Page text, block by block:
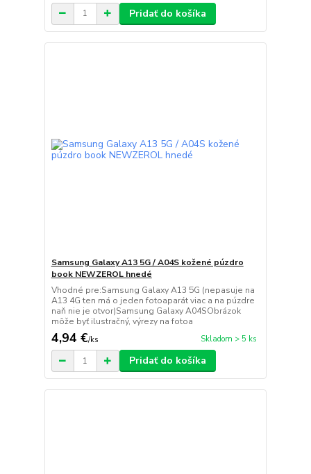
Pridať do košíka
Samsung Galaxy A13 5G / A04S kožené púzdro
book NEWZEROL hnedé
Vhodné pre:Samsung Galaxy A13 5G (nepasuje na
A13 4G ten má o jeden fotoaparát viac a na púzdre
naň nie je otvor)Samsung Galaxy A04SObrázok
môže byť ilustračný, výrezy na fotoa
4,94 €/ks Skladom > 5 ks
Pridať do košíka